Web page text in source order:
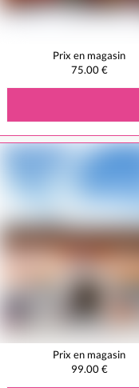
Prix en magasin
75.00 €
Prix en magasin
99.00 €